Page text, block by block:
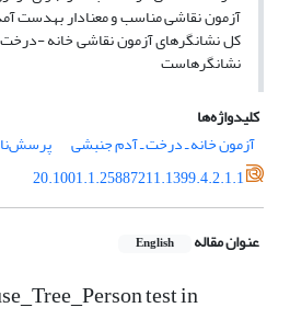
کل نشانگرهای آزمون نقاشی خانه -درخت -
نشانگرهاست
کلیدواژه‌ها
آزمون خانه ـ درخت ـ آدم جنبشی
20.1001.1.25887211.1399.4.2.1.1
عنوان مقاله English
test in